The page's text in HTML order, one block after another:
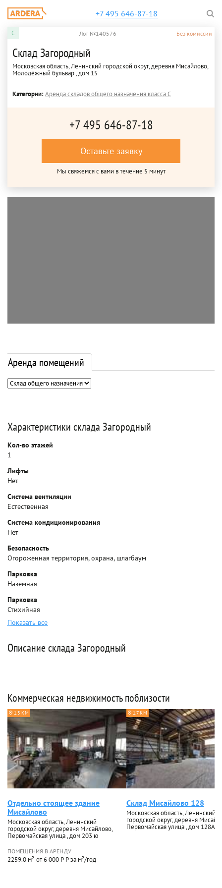
+7 495 646-87-18
C Лот №140576 Без комиссии
Склад Загородный
Московская область, Ленинский городской округ, деревня Мисайлово,
Молодёжный бульвар , дом 15
Категории:Аренда складов общего назначения класса C
+7 495 646-87-18
Оставьте заявку
Мы свяжемся с вами в течение 5 минут
Аренда помещений
Характеристики склада Загородный
Кол-во этажей
1
Лифты
Нет
Система вентиляции
Естественная
Система кондиционирования
Нет
Безопасность
Огороженная территория, охрана, шлагбаум
Парковка
Наземная
Парковка
Стихийная
Показать все
Описание склада Загородный
Коммерческая недвижимость поблизости
1.3 КМ
Отдельно стоящее здание
Мисайлово
Московская область, Ленинский
городской округ, деревня Мисайлово,
Первомайская улица , дом 203 ю
ПОМЕЩЕНИЯ В АРЕНДУ
2259.0 м² от 6 000 ₽ ₽ за м²/год
1.7 КМ
Склад Мисайлово 128
Московская область, Ленинский
городской округ, деревня
Первомайская улица , дом 128А